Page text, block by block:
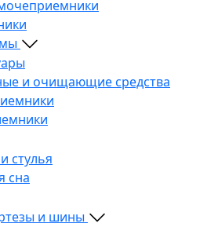
и очищающие средства
стулья
сна
и шины